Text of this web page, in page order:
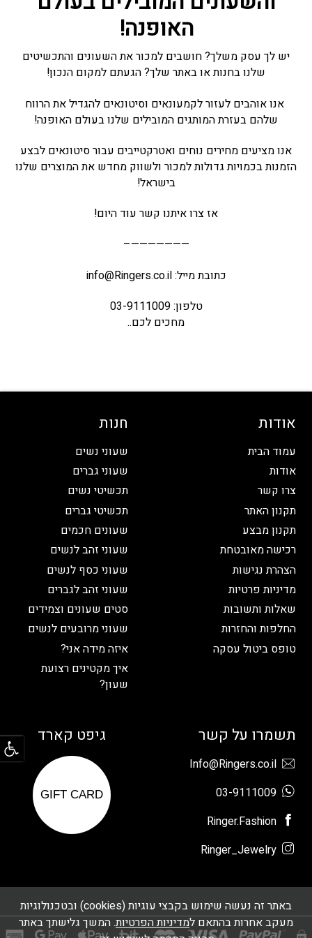
האופנה!
יש לך עסק משלך? חושבים למכור את השעונים והתכשיטים
שלנו בחנות או באתר שלך? הגעתם למקום הנכון!
אנו אוהבים לעזור לקמעונאים וסיטונאים להגדיל את הרווח
שלהם בעזרת המותגים המובילים שלנו בעולם האופנה!
אנו מציעים מחירים נוחים ואטרקטייבים עבור סיטונאים לבצע
הזמנות בכמויות גדולות למכור ולשווק מחדש את המוצרים שלנו
בישראל!
אז צרו איתנו קשר עוד היום!
———————–
כתובת מייל: info@Ringers.co.il
טלפון: 03-9111009
מחכים לכם..
אודות
עמוד הבית
אודות
צרו קשר
תקנון האתר
תקנון מבצע
רכישה מאובטחת
הצהרת נגישות
מדיניות פרטיות
שאלות ותשובות
החלפות והחזרות
טופס ביטול עסקה
חנות
שעוני נשים
שעוני גברים
תכשיטי נשים
תכשיטי גברים
שעונים חכמים
שעוני זהב לנשים
שעוני כסף לנשים
שעוני זהב לגברים
סטים שעונים וצמידים
שעוני מרובעים לנשים
איזה מידה אני?
איך מקטינים רצועת
שעון?
תשמרו על קשר
Info@Ringers.co.il
03-9111009
Ringer.Fashion
Ringer_Jewelry
גיפט קארד
GIFT CARD
באתר זה נעשה שימוש בקבצי עוגיות (cookies) ובטכנולוגיות
מעקב אחרות בהתאם למדיניות הפרטיות. המשך גלישתך באתר